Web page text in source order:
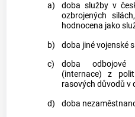
a)
doba služby v
ozbrojených
hodnocena jako
b)
doba jiné vojenské
c)
doba odbojové
(internace) z
rasových důvodů v
d)
doba